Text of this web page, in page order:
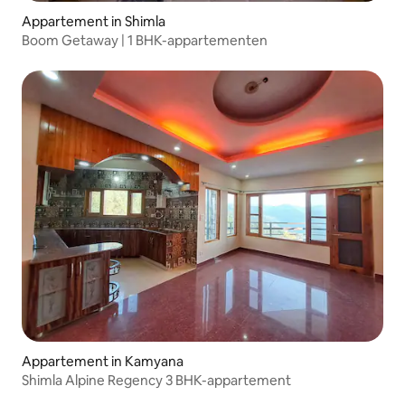
Appartement in Shimla
Boom Getaway | 1 BHK-appartementen
Appartement in Kamyana
Shimla Alpine Regency 3 BHK-appartement